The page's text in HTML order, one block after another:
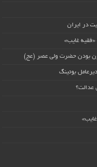
در ایران
غایب»
زن بودن حضرت ولی عصر (عج)
بوئینگ
عدالت؟